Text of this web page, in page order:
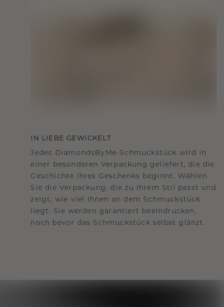
IN LIEBE GEWICKELT
Jedes DiamondsByMe-Schmuckstück wird in
einer besonderen Verpackung geliefert, die die
Geschichte Ihres Geschenks beginnt. Wählen
Sie die Verpackung, die zu Ihrem Stil passt und
zeigt, wie viel Ihnen an dem Schmuckstück
liegt. Sie werden garantiert beeindrucken,
noch bevor das Schmuckstück selbst glänzt.